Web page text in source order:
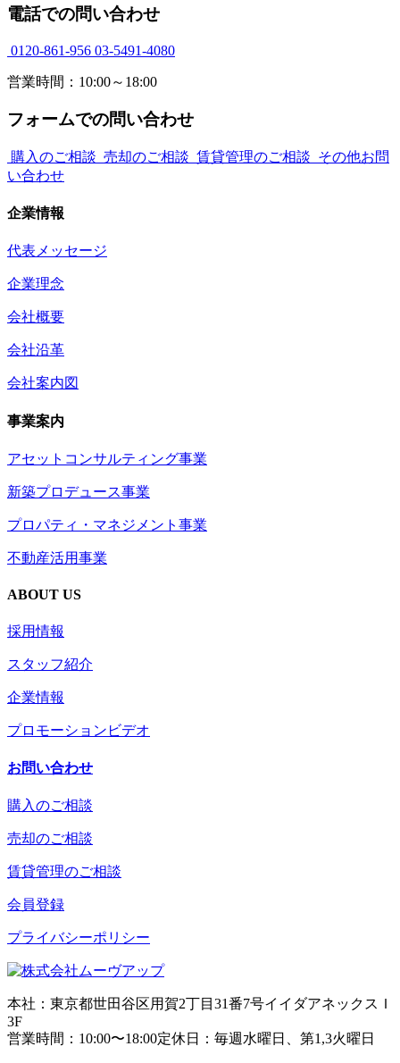
電話での問い合わせ
0120-861-956 03-5491-4080
営業時間：10:00～18:00
フォームでの問い合わせ
購入のご相談 売却のご相談 賃貸管理のご相談 その他お問
い合わせ
企業情報
代表メッセージ
企業理念
会社概要
会社沿革
会社案内図
事業案内
アセットコンサルティング事業
新築プロデュース事業
プロパティ・マネジメント事業
不動産活用事業
ABOUT US
採用情報
スタッフ紹介
企業情報
プロモーションビデオ
お問い合わせ
購入のご相談
売却のご相談
賃貸管理のご相談
会員登録
プライバシーポリシー
本社：東京都世田谷区用賀2丁目31番7号イイダアネックスＩ
3F
営業時間：10:00〜18:00定休日：毎週水曜日、第1,3火曜日